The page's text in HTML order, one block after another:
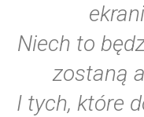
Niech to
zostaną
I tych, które